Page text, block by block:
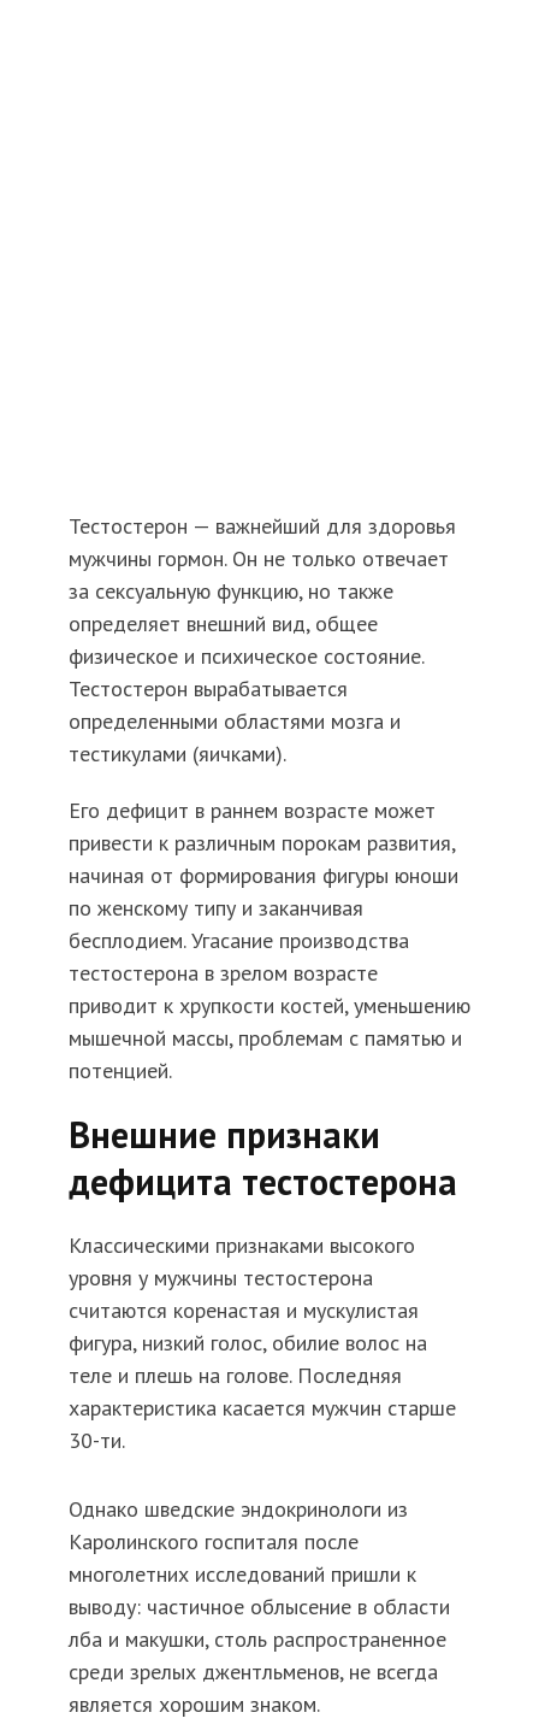
Тестостерон — важнейший для здоровья
мужчины гормон. Он не только отвечает
за сексуальную функцию, но также
определяет внешний вид, общее
физическое и психическое состояние.
Тестостерон вырабатывается
определенными областями мозга и
тестикулами (яичками).
Его дефицит в раннем возрасте может
привести к различным порокам развития,
начиная от формирования фигуры юноши
по женскому типу и заканчивая
бесплодием. Угасание производства
тестостерона в зрелом возрасте
приводит к хрупкости костей, уменьшению
мышечной массы, проблемам с памятью и
потенцией.
Внешние признаки
дефицита тестостерона
Классическими признаками высокого
уровня у мужчины тестостерона
считаются коренастая и мускулистая
фигура, низкий голос, обилие волос на
теле и плешь на голове. Последняя
характеристика касается мужчин старше
30-ти.
Однако шведские эндокринологи из
Каролинского госпиталя после
многолетних исследований пришли к
выводу: частичное облысение в области
лба и макушки, столь распространенное
среди зрелых джентльменов, не всегда
является хорошим знаком.